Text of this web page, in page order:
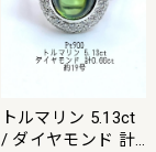
トルマリン 5.13ct
/ ダイヤモンド 計